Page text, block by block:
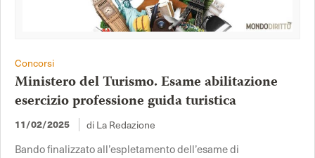
Concorsi
Ministero del Turismo. Esame abilitazione
esercizio professione guida turistica
11/02/2025 di La Redazione
Bando finalizzato all’espletamento dell’esame di